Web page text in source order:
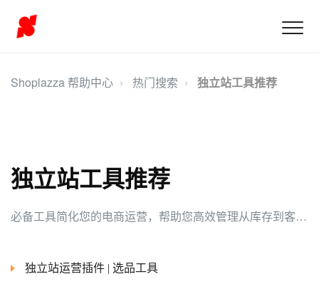
Shoplazza 帮助中心 热门搜索 独立站工具推荐
独立站工具推荐
必备工具简化您的电商运营，帮助您高效管理从库存到客户互动的各个环节。这些工具提升工作效率，助力店铺增长。
独立站运营插件 | 选品工具